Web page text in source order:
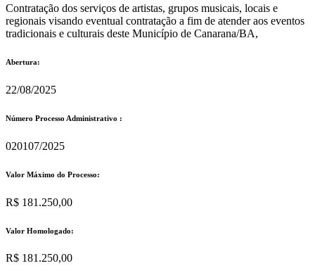
Contratação dos serviços de artistas, grupos musicais, locais e
regionais visando eventual contratação a fim de atender aos eventos
tradicionais e culturais deste Município de Canarana/BA,
Abertura:
22/08/2025
Número Processo Administrativo :
020107/2025
Valor Máximo do Processo: ​
R$ 181.250,00
Valor Homologado: ​
R$ 181.250,00